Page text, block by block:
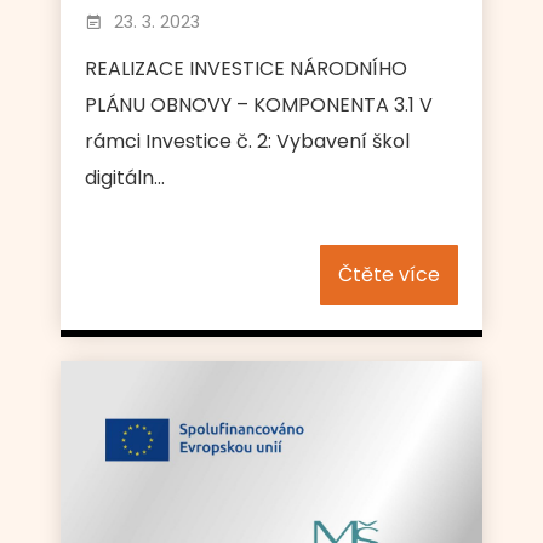
23. 3. 2023
REALIZACE INVESTICE NÁRODNÍHO
PLÁNU OBNOVY – KOMPONENTA 3.1 V
rámci Investice č. 2: Vybavení škol
digitáln...
Čtěte více